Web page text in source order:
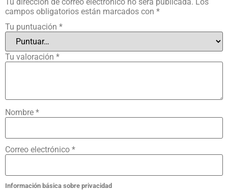
campos obligatorios están marcados con *
Tu puntuación *
Tu valoración *
Nombre *
Correo electrónico *
Información básica sobre privacidad